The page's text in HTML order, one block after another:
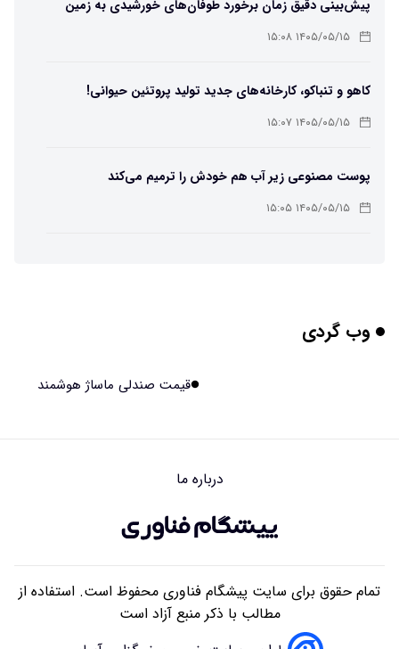
پیش‌بینی دقیق زمان برخورد طوفان‌های خورشیدی به زمین
ممکن شد
۱۴۰۵/۰۵/۱۵ ۱۵:۰۸
کاهو و تنباکو، کارخانه‌های جدید تولید پروتئین حیوانی!
۱۴۰۵/۰۵/۱۵ ۱۵:۰۷
پوست مصنوعی زیر آب هم خودش را ترمیم می‌کند
۱۴۰۵/۰۵/۱۵ ۱۵:۰۵
برنج فضایی چین به مرحله برداشت رسید
ایرانی‌ها چقدر از هوش مصنوعی استفاده می‌کنند؟
وب گردی
قیمت صندلی ماساژ هوشمند
درباره ما
تمام حقوق برای سایت پیشگام فناوری محفوظ است. استفاده از
مطالب با ذکر منبع آزاد است